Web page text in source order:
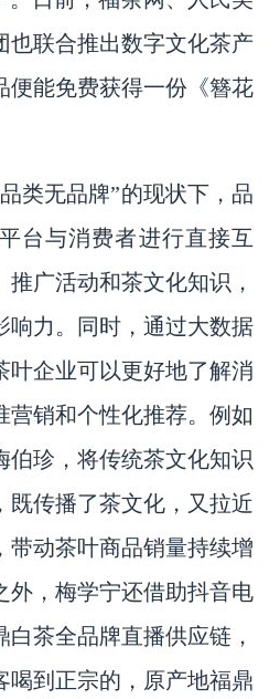
也联合推出数字文化茶产
便能免费获得一份《簪花
类无品牌”的现状下，品
平台与消费者进行直接互
广活动和茶文化知识，
响力。同时，通过大数据
叶企业可以更好地了解消
营销和个性化推荐。 例如
伯珍，将传统茶文化知识
既传播了茶文化， 又拉近
带动茶叶商品销量持续增
外，梅学宁还借助抖音电
茶全品牌直播供应链，
喝到正宗的，原产地福鼎